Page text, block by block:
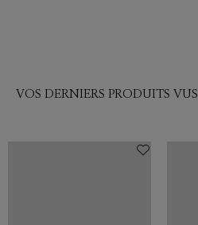
VOS DERNIERS PRODUITS VUS